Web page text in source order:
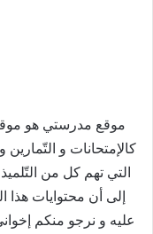
موقع مدرستي هو موقع
كالإمتحانات و التّمارين
التي تهم كل من
إلى أن محتوايات
عليه و نرجو منكم